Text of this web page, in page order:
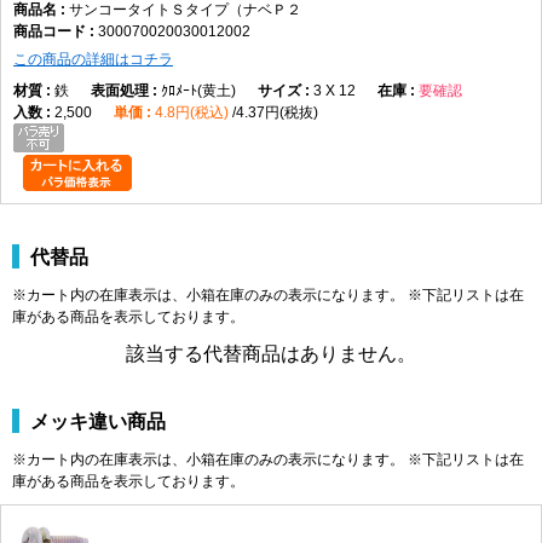
サンコータイトＳタイプ（ナベＰ２
300070020030012002
この商品の詳細はコチラ
鉄
ｸﾛﾒｰﾄ(黄土) 3 X 12
要確認
2,500
4.8円(税込) 4.37円(税抜)
代替品
※カート内の在庫表示は、小箱在庫のみの表示になります。 ※下記リストは在
庫がある商品を表示しております。
該当する代替商品はありません。
メッキ違い商品
※カート内の在庫表示は、小箱在庫のみの表示になります。 ※下記リストは在
庫がある商品を表示しております。